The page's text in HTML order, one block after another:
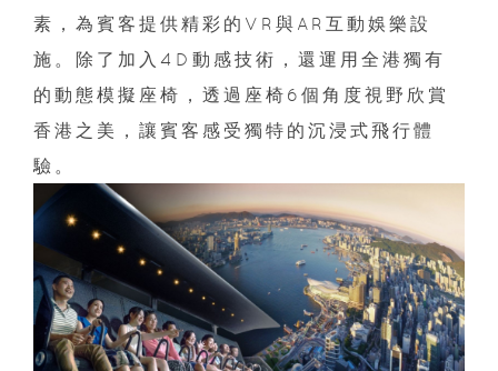
素，為賓客提供精彩的VR與AR互動娛樂設
施。除了加入4D動感技術，還運用全港獨有
的動態模擬座椅，透過座椅6個角度視野欣賞
香港之美，讓賓客感受獨特的沉浸式飛行體
驗。